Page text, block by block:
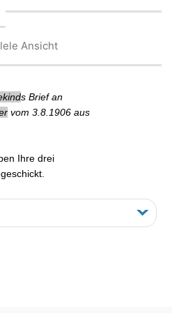
Ansicht
s Brief an
vom 3.8.1906 aus
Ihre drei